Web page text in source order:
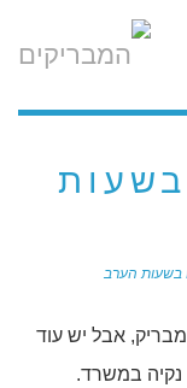
בשעות
בשעות הערב
אבל יש עוד
נקיה במשרד.